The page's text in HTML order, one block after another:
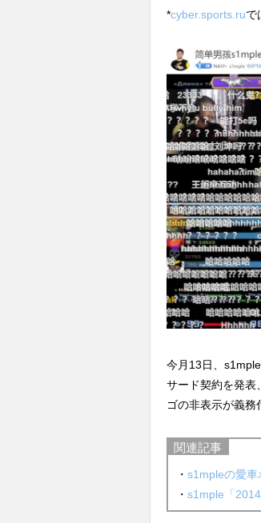
*cyber.sports.ruで
今月13日、
サード契約を発表
ゴの非表示が義務
関連記事
・ s1mpleの愛車
・ s1mple「